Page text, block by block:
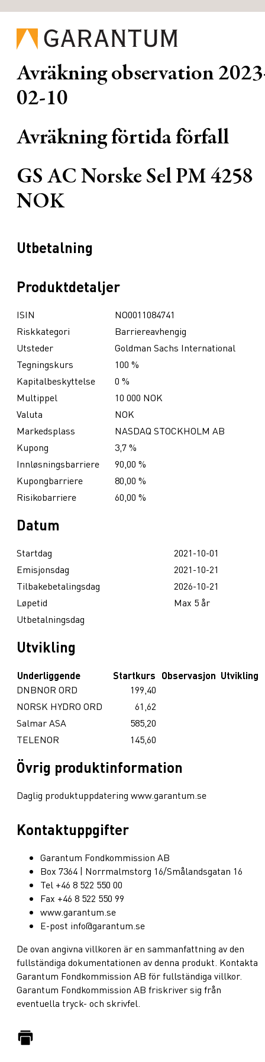
Avräkning observation
02-10
Avräkning förtida förfall
GS AC Norske Sel PM 4258
NOK
Utbetalning
Produktdetaljer
ISIN
NO0011084741
Riskkategori
Barriereavhengig
Utsteder
Goldman Sachs International
Tegningskurs
100 %
Kapitalbeskyttelse
0 %
Multippel
10 000 NOK
Valuta
NOK
Markedsplass
NASDAQ STOCKHOLM AB
Kupong
3,7 %
Innløsningsbarriere
90,00 %
Kupongbarriere
80,00 %
Risikobarriere
60,00 %
Datum
Startdag
2021-10-01
Emisjonsdag
2021-10-21
Tilbakebetalingsdag
2026-10-21
Løpetid
Max 5 år
Utbetalningsdag
Utvikling
Underliggende Startkurs Observasjon Utvikling
DNBNOR ORD
199,40
NORSK HYDRO ORD
61,62
Salmar ASA
585,20
TELENOR
145,60
Övrig produktinformation
Daglig produktuppdatering www.garantum.se
Kontaktuppgifter
Garantum Fondkommission AB
Box 7364 | Norrmalmstorg 16/Smålandsgatan 16
Tel +46 8 522 550 00
Fax +46 8 522 550 99
www.garantum.se
E-post info@garantum.se
De ovan angivna villkoren är en sammanfattning av den
fullständiga dokumentationen av denna produkt. Kontakta
Garantum Fondkommission AB för fullständiga villkor.
Garantum Fondkommission AB friskriver sig från
eventuella tryck- och skrivfel.